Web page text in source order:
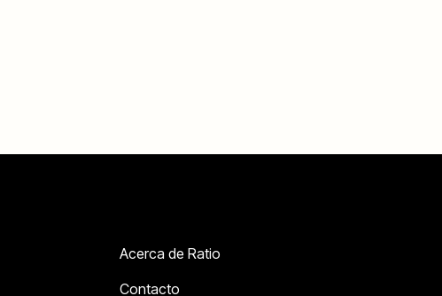
Acerca de Ratio
Contacto